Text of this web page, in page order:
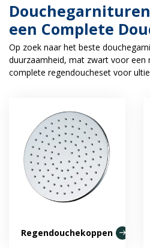
een Complete
Op zoek naar het beste
duurzaamheid, mat zwart voor een
complete regendoucheset voor
Regendouchekoppen